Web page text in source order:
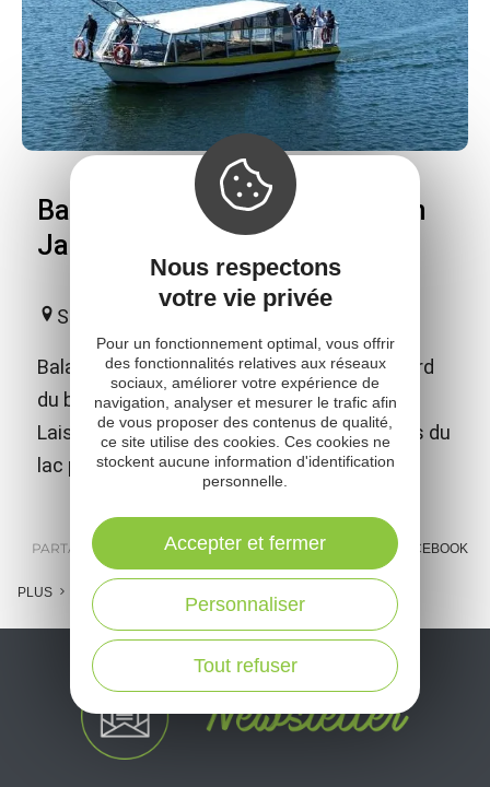
Bateau-promenade Le Papillon
Jaune sur le lac de Pareloup
Salles-Curan
Balade commentée du lac de Pareloup à bord
du bateau-promenade "Le Papillon jaune"!!!
Laissez-vous promener sur les eaux calmes du
lac pendant 1h15... Réservation conseillée.
PARTAGER : E-MAIL MESSENGER FACEBOOK
PLUS
Nous respectons
votre vie privée
Pour un fonctionnement optimal, vous offrir
des fonctionnalités relatives aux réseaux
sociaux, améliorer votre expérience de
navigation, analyser et mesurer le trafic afin
de vous proposer des contenus de qualité,
ce site utilise des cookies. Ces cookies ne
stockent aucune information d'identification
personnelle.
Tout refuser
Personnaliser
Accepter et fermer